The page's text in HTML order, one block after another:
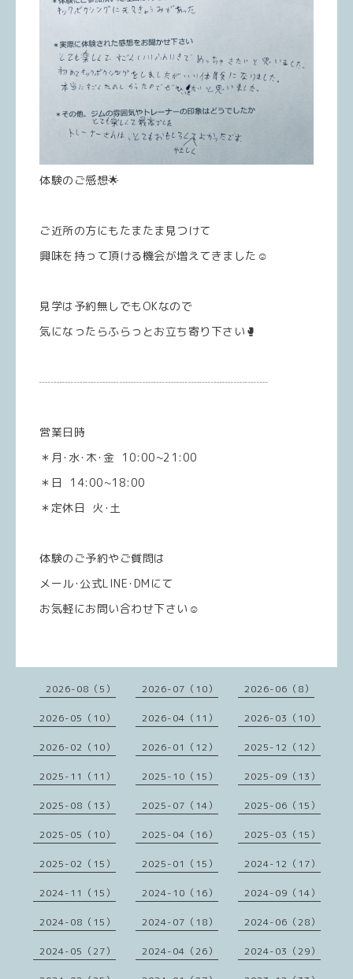
体験のご感想🌟
ご近所の方にもたまたま見つけて
興味を持って頂ける機会が増えてきました☺️
見学は予約無しでもOKなので
気になったらふらっとお立ち寄り下さい🥊
┈┈┈┈┈┈┈┈┈┈┈┈┈┈┈┈┈┈┈┈
営業日時
＊月･水･木･金 10:00~21:00
＊日 14:00~18:00
＊定休日 火･土
体験のご予約やご質問は
メール･公式LINE･DMにて
お気軽にお問い合わせ下さい☺️
2026-08（5） 2026-07（10） 2026-06（8）
2026-05（10） 2026-04（11） 2026-03（10）
2026-02（10） 2026-01（12） 2025-12（12）
2025-11（11） 2025-10（15） 2025-09（13）
2025-08（13） 2025-07（14） 2025-06（15）
2025-05（10） 2025-04（16） 2025-03（15）
2025-02（15） 2025-01（15） 2024-12（17）
2024-11（15） 2024-10（16） 2024-09（14）
2024-08（15） 2024-07（18） 2024-06（28）
2024-05（27） 2024-04（26） 2024-03（29）